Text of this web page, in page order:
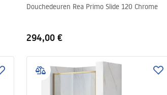
Douchedeuren Rea Primo Slide 120 Chrome
294,00 €